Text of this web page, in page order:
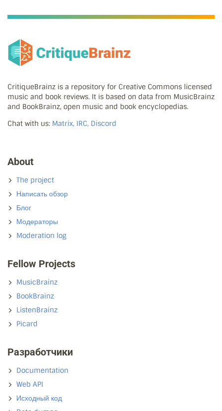
CritiqueBrainz is a repository for Creative Commons licensed
music and book reviews. It is based on data from MusicBrainz
and BookBrainz, open music and book encyclopedias.
Chat with us: Matrix, IRC, Discord
About
The project
Написать обзор
Блог
Модераторы
Moderation log
Fellow Projects
MusicBrainz
BookBrainz
ListenBrainz
Picard
Разработчики
Documentation
Web API
Исходный код